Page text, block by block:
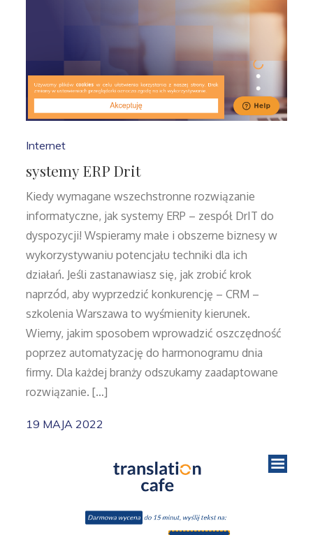
Internet
systemy ERP Drit
Kiedy wymagane wszechstronne rozwiązanie
informatyczne, jak systemy ERP – zespół DrIT do
dyspozycji! Wspieramy małe i obszerne biznesy w
wykorzystywaniu potencjału techniki dla ich
działań. Jeśli zastanawiasz się, jak zrobić krok
naprzód, aby wyprzedzić konkurencję – CRM –
szkolenia Warszawa to wyśmienity kierunek.
Wiemy, jakim sposobem wprowadzić oszczędność
poprzez automatyzację do harmonogramu dnia
firmy. Dla każdej branży odszukamy zaadaptowane
rozwiązanie. […]
19 MAJA 2022